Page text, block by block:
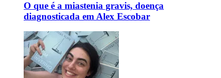
O que é a miastenia gravis, doença
diagnosticada em Alex Escobar